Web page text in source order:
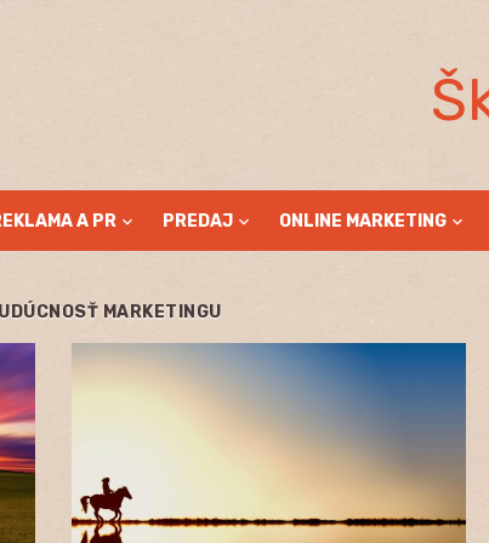
A PR PREDAJ ONLINE MARKETING
MARKETINGU